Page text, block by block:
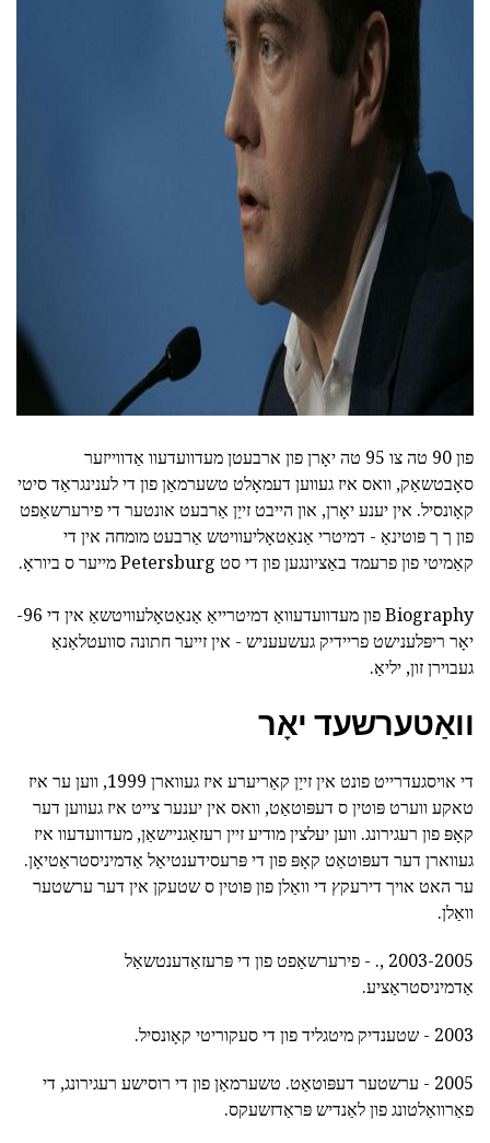
ad
פון 90 טה צו 95 טה יאָרן פון ארבעטן מעדוועדעוו אַדווייזער
סאָבטשאַק, וואס איז געווען דעמאָלט טשערמאַן פון די לענינגראַד סיטי
קאָונסיל. אין יענע יאָרן, און הייבט זייַן אַרבעט אונטער די פירערשאַפט
פון ך ך פּוטינאַ - דמיטרי אַנאַטאָליעוויטש אַרבעט מומחה אין די
קאַמיטי פון פרעמד באַציונגען פון די סט Petersburg מייער ס ביוראָ.
Biography פון מעדוועדעוואַ דמיטרייאַ אַנאַטאָלעוויטשאַ אין די 96-
יאָר ריפּלענישט פריידיק געשעעניש - אין זייער חתונה סוועטלאַנאַ
געבוירן זון, יליאַ.
וואַטערשעד יאָר
די אויסגעדרייט פונט אין זייַן קאַריערע איז געווארן 1999, ווען ער איז
טאקע ווערט פּוטין ס דעפּוטאַט, וואס אין יענער צייט איז געווען דער
קאָפּ פון רעגירונג. ווען יעלצין מודיע זיין רעזאַגניישאַן, מעדוועדעוו איז
געווארן דער דעפּוטאַט קאָפּ פון די פּרעסידענטיאַל אַדמיניסטראַטיאָן.
ער האט אויך דירעקץ די וואַלן פון פּוטין ס שטעקן אין דער ערשטער
וואַלן.
2003-2005 ,. - פירערשאַפט פון די פּרעזאַדענטשאַל
אַדמיניסטראַציע.
2003 - שטענדיק מיטגליד פון די סעקוריטי קאָונסיל.
2005 - ערשטער דעפּוטאַט. טשערמאַן פון די רוסישע רעגירונג, די
פאַרוואַלטונג פון לאַנדיש פּראַדזשעקס.